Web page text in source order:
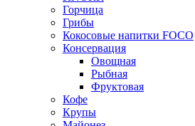
Горчица
Грибы
Кокосовые напитки FOCO
Консервация
Овощная
Рыбная
Фруктовая
Кофе
Крупы